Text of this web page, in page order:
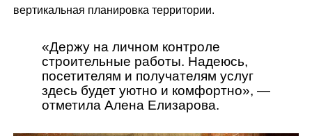
вертикальная планировка территории.
«Держу на личном контроле
строительные работы. Надеюсь,
посетителям и получателям услуг
здесь будет уютно и комфортно», —
отметила Алена Елизарова.